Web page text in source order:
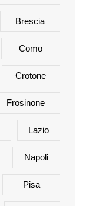
Brescia
Como
Crotone
Frosinone
Lazio
Napoli
Pisa